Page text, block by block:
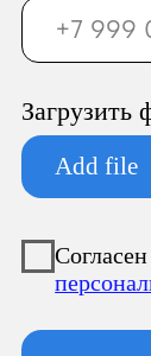
ООО «Север
Юридический
196247, Санкт-
муниципальный
Фактический
муниципальный